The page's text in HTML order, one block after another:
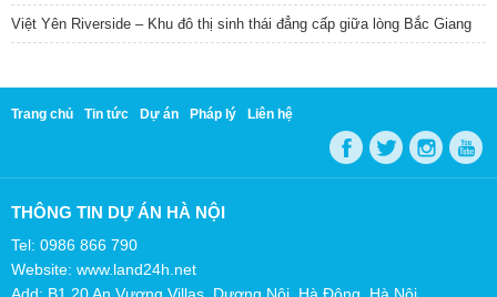
Việt Yên Riverside – Khu đô thị sinh thái đẳng cấp giữa lòng Bắc Giang
Trang chủ Tin tức Dự án Pháp lý Liên hệ
THÔNG TIN DỰ ÁN HÀ NỘI
Tel: 0986 866 790
Website: www.land24h.net